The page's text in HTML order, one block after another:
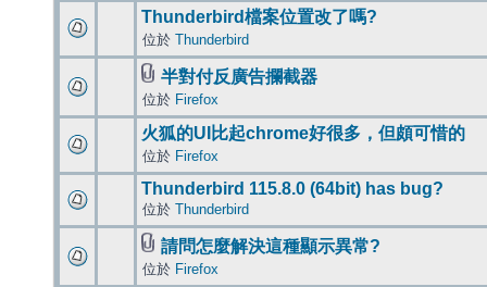
Thunderbird檔案位置改了嗎?
位於 Thunderbird
半對付反廣告攔截器
位於 Firefox
火狐的UI比起chrome好很多，但頗可惜的
位於 Firefox
Thunderbird 115.8.0 (64bit) has bug?
位於 Thunderbird
請問怎麼解決這種顯示異常?
位於 Firefox